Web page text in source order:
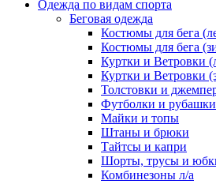
Одежда по видам спорта
Беговая одежда
Костюмы для бега
Костюмы для бега
Куртки и Ветровки
Куртки и Ветровки
Толстовки и
Футболки и рубашки
Майки и топы
Штаны и брюки
Тайтсы и капри
Шорты, трусы и
Комбинезоны л/а